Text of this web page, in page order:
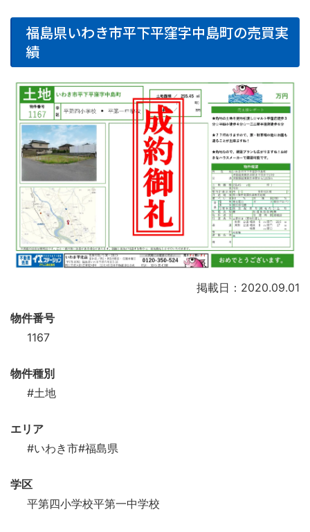
福島県いわき市平下平窪字中島町の売買実
績
掲載日：2020.09.01
物件番号
1167
物件種別
#土地
エリア
#いわき市#福島県
学区
平第四小学校平第一中学校